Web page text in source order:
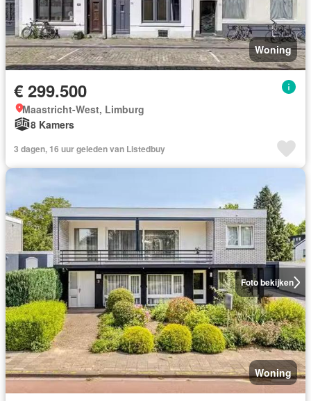
Woning
€ 299.500
Maastricht-West, Limburg
8 Kamers
3 dagen, 16 uur geleden van Listedbuy
Foto bekijken
Woning